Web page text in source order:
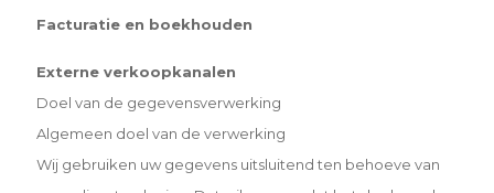
Facturatie en boekhouden
Externe verkoopkanalen
Doel van de gegevensverwerking
Algemeen doel van de verwerking
Wij gebruiken uw gegevens uitsluitend ten behoeve van